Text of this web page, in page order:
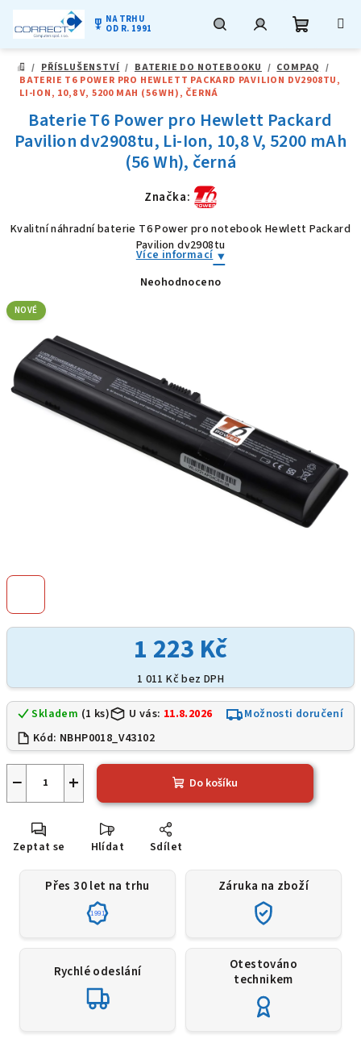
obsah
military_tech NA TRHU
OD R. 1991
DOMŮ
/ PŘÍSLUŠENSTVÍ / BATERIE DO NOTEBOOKU / COMPAQ /
BATERIE T6 POWER PRO HEWLETT PACKARD PAVILION DV2908TU,
LI-ION, 10,8 V, 5200 MAH (56 WH), ČERNÁ
1 223 Kč
1 011 Kč bez DPH
Skladem (1 ks) U vás: 11.8.2026
Možnosti doručení
Kód: NBHP0018_V43102
+
− Do košíku
Zeptat se Hlídat Sdílet
Baterie T6 Power pro Hewlett Packard
Pavilion dv2908tu, Li-Ion, 10,8 V, 5200 mAh
(56 Wh), černá
Značka:
Kvalitní náhradní baterie T6 Power pro notebook Hewlett Packard
Pavilion dv2908tu
Více informací
Průměrné
Neohodnoceno
NOVÉ
Přes 30 let na trhu
1991
Záruka na zboží
Rychlé odeslání
Otestováno
technikem